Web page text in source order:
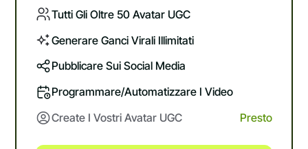
Tutti Gli Oltre 50 Avatar UGC
Generare Ganci Virali Illimitati
Pubblicare Sui Social Media
Programmare/automatizzare I Video
Create I Vostri Avatar UGC
Presto